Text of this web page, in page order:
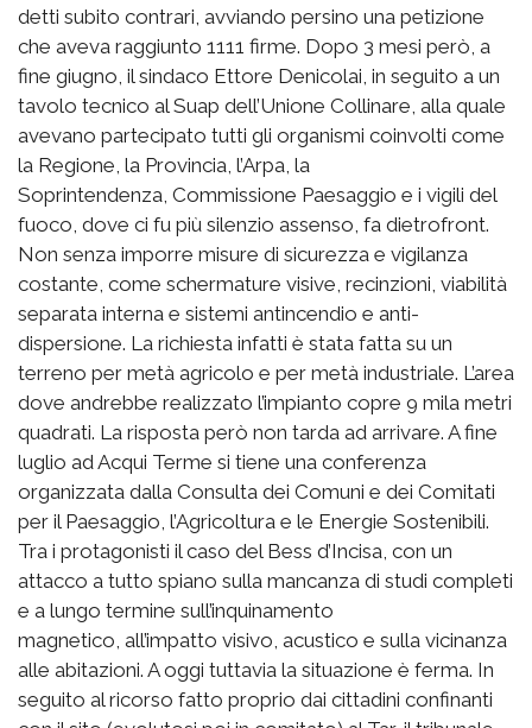
detti subito contrari, avviando persino una petizione
che aveva raggiunto 1111 firme. Dopo 3 mesi però, a
fine giugno, il sindaco Ettore Denicolai, in seguito a un
tavolo tecnico al Suap dell’Unione Collinare, alla quale
avevano partecipato tutti gli organismi coinvolti come
la Regione, la Provincia, l’Arpa, la
Soprintendenza, Commissione Paesaggio e i vigili del
fuoco, dove ci fu più silenzio assenso, fa dietrofront.
Non senza imporre misure di sicurezza e vigilanza
costante, come schermature visive, recinzioni, viabilità
separata interna e sistemi antincendio e anti-
dispersione. La richiesta infatti è stata fatta su un
terreno per metà agricolo e per metà industriale. L’area
dove andrebbe realizzato l’impianto copre 9 mila metri
quadrati. La risposta però non tarda ad arrivare. A fine
luglio ad Acqui Terme si tiene una conferenza
organizzata dalla Consulta dei Comuni e dei Comitati
per il Paesaggio, l’Agricoltura e le Energie Sostenibili.
Tra i protagonisti il caso del Bess d’Incisa, con un
attacco a tutto spiano sulla mancanza di studi completi
e a lungo termine sull’inquinamento
magnetico, all’impatto visivo, acustico e sulla vicinanza
alle abitazioni. A oggi tuttavia la situazione è ferma. In
seguito al ricorso fatto proprio dai cittadini confinanti